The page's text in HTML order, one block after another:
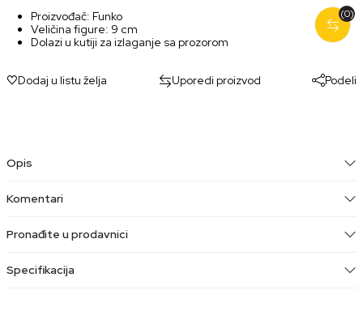
Proizvođač: Funko
Veličina figure: 9 cm
Dolazi u kutiji za izlaganje sa prozorom
Dodaj u listu želja Uporedi proizvod Podeli
(0)
Opis
Komentari
Pronađite u prodavnici
Specifikacija